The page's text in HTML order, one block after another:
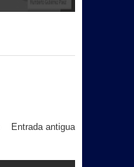
Entrada antigua